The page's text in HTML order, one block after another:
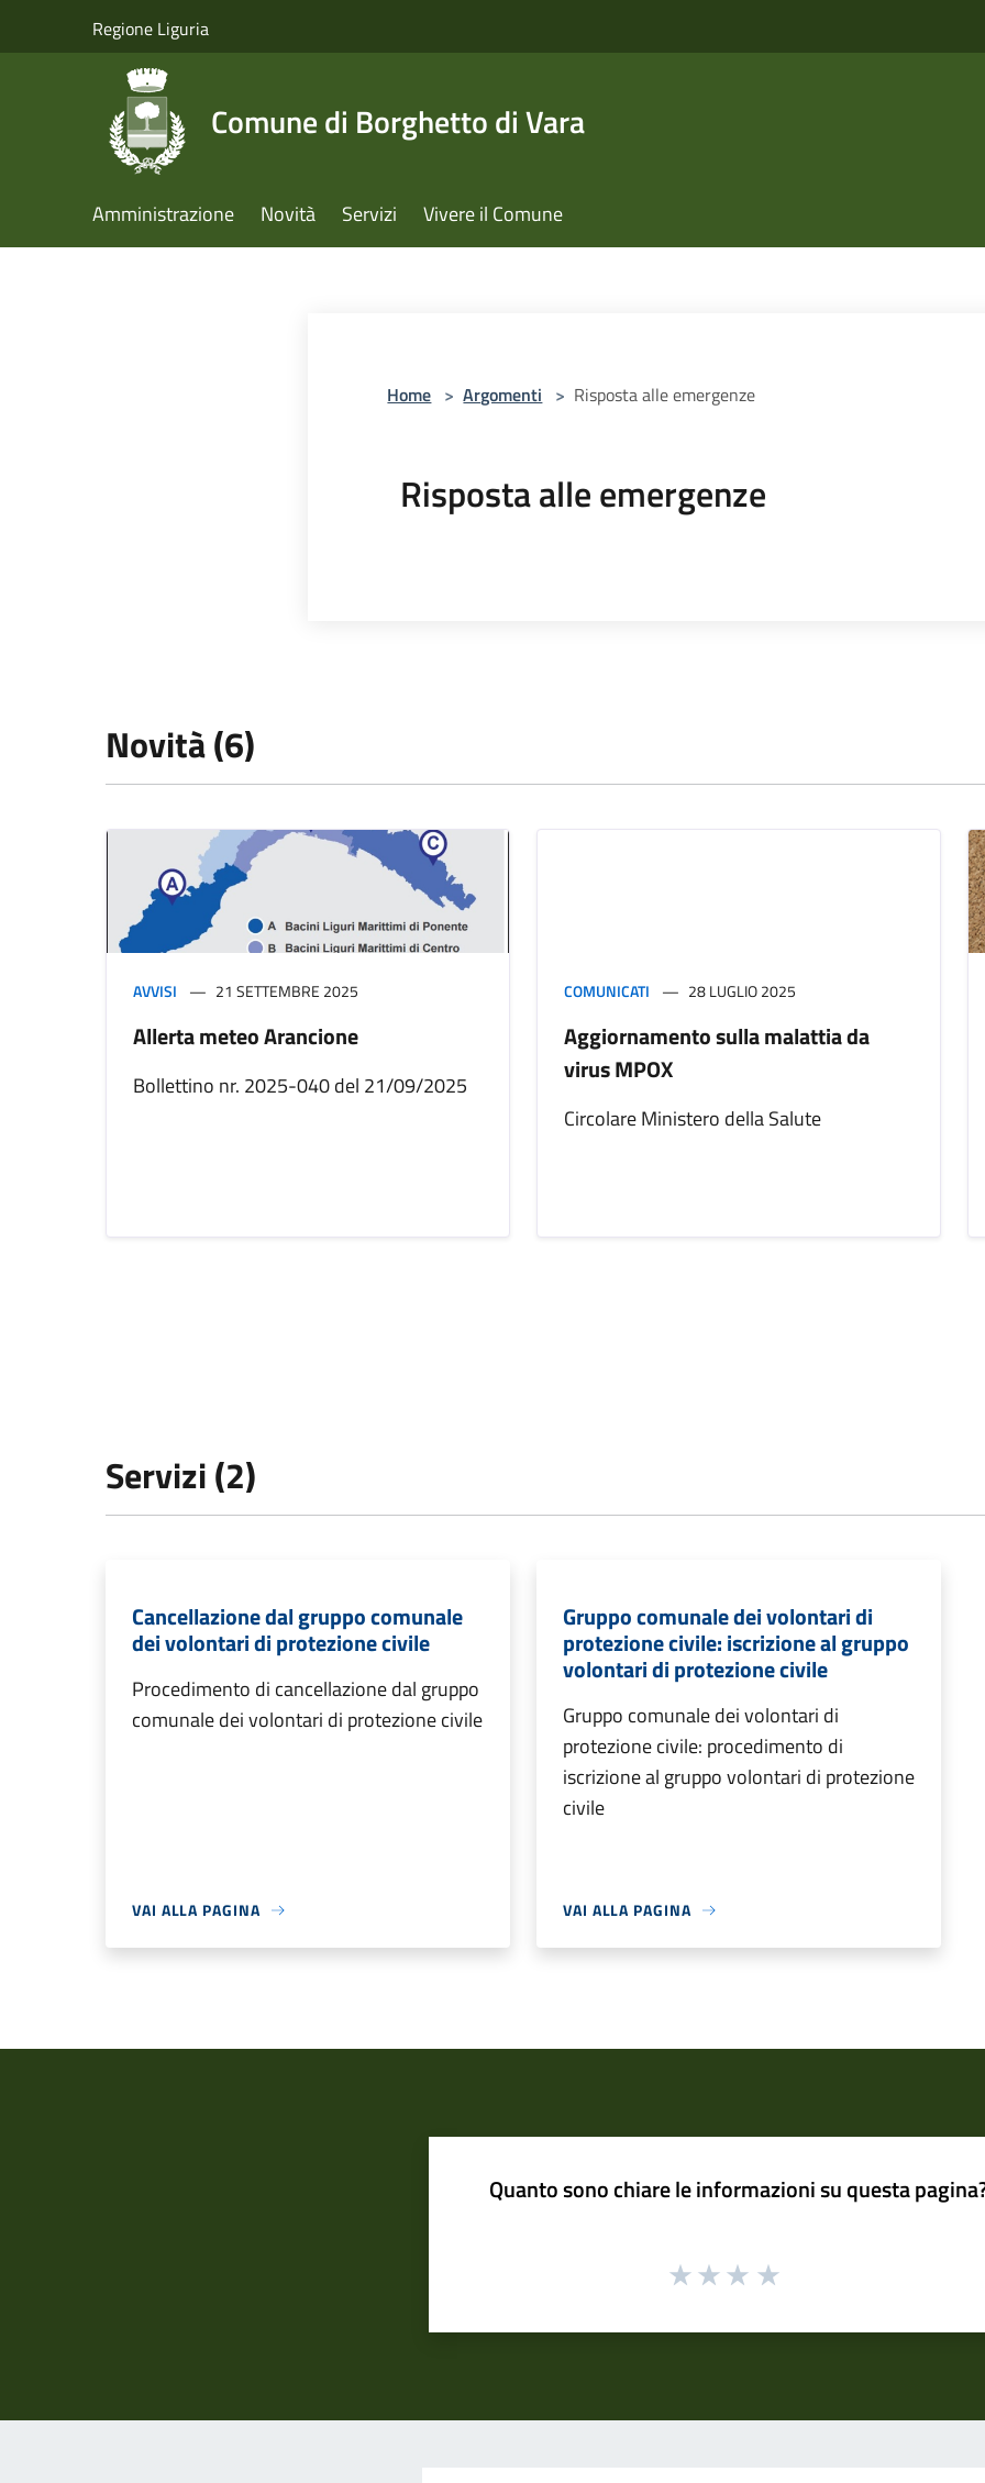
Regione Liguria
Comune di Borghetto di Vara
Amministrazione Novità Servizi Vivere il Comune
Home > Argomenti > Risposta alle emergenze
Risposta alle emergenze
Novità (6)
AVVISI 21 SETTEMBRE 2025
Allerta meteo Arancione
Bollettino nr. 2025-040 del 21/09/2025
COMUNICATI 28 LUGLIO 2025
Aggiornamento sulla malattia da
virus MPOX
Circolare Ministero della Salute
Servizi (2)
Cancellazione dal gruppo comunale
dei volontari di protezione civile
Procedimento di cancellazione dal gruppo
comunale dei volontari di protezione civile
VAI ALLA PAGINA
Gruppo comunale dei volontari di
protezione civile: iscrizione al gruppo
volontari di protezione civile
Gruppo comunale dei volontari di
protezione civile: procedimento di
iscrizione al gruppo volontari di protezione
civile
VAI ALLA PAGINA
Quanto sono chiare le informazioni su questa